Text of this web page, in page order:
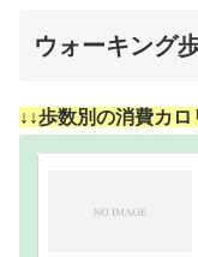
ウォーキング
↓↓歩数別の消費カロ